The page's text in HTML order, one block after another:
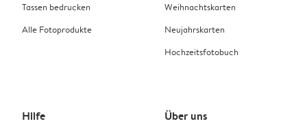
Tassen bedrucken
Alle Fotoprodukte
Weihnachtskarten
Neujahrskarten
Hochzeitsfotobuch
Hilfe Über uns